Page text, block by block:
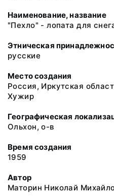
Наименование, название
"Пехло" - лопата для
Этническая
русские
Место создания
Россия, Иркутская
Хужир
Географическая
Ольхон, о-в
Время создания
1959
Автор
Маторин Николай